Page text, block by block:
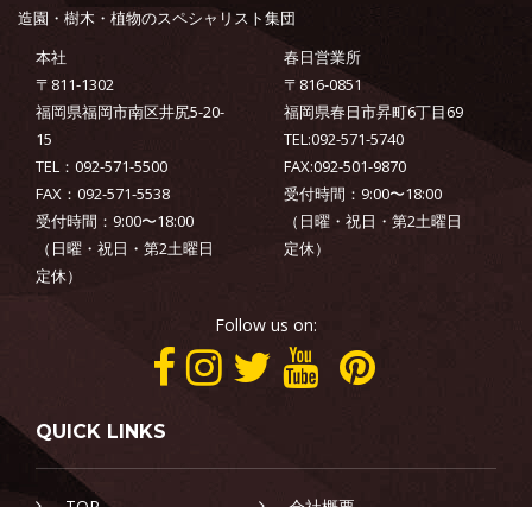
造園・樹木・植物のスペシャリスト集団
本社
〒811-1302
福岡県福岡市南区井尻5-20-
15
TEL：092-571-5500
FAX：092-571-5538
受付時間：9:00〜18:00
（日曜・祝日・第2土曜日
定休）
春日営業所
〒816-0851
福岡県春日市昇町6丁目69
TEL:092-571-5740
FAX:092-501-9870
受付時間：9:00〜18:00
（日曜・祝日・第2土曜日
定休）
Follow us on:
QUICK LINKS